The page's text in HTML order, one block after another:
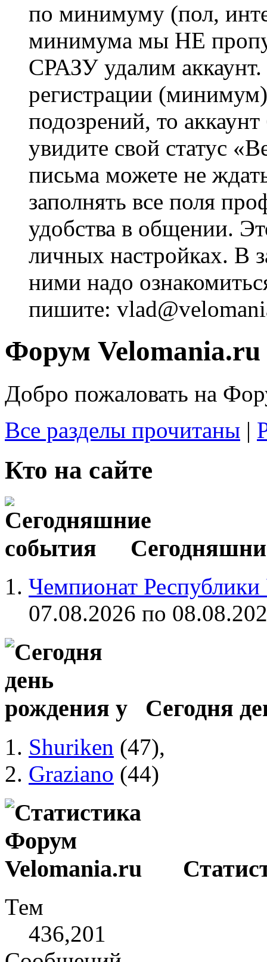
по минимуму (пол,
минимума мы НЕ
СРАЗУ удалим
регистрации
подозрений, то
увидите свой статус
письма можете не
заполнять все поля
удобства в общении.
личных настройках. В
ними надо
пишите:
Форум Velomania.ru
Добро пожаловать на
Все разделы прочитаны |
Кто на сайте
Чемпионат
07.08.2026 по
Сегодня
Shuriken (47),
Graziano (44)
Тем
436,201